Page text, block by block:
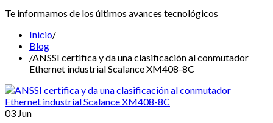
Te informamos de los últimos avances tecnológicos
Inicio/
Blog
/ANSSI certifica y da una clasificación al conmutador
Ethernet industrial Scalance XM408-8C
03 Jun